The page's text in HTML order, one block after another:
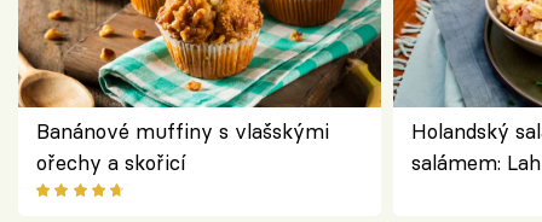
Banánové muffiny s vlašskými
ořechy a skořicí
Holandský
salámem: